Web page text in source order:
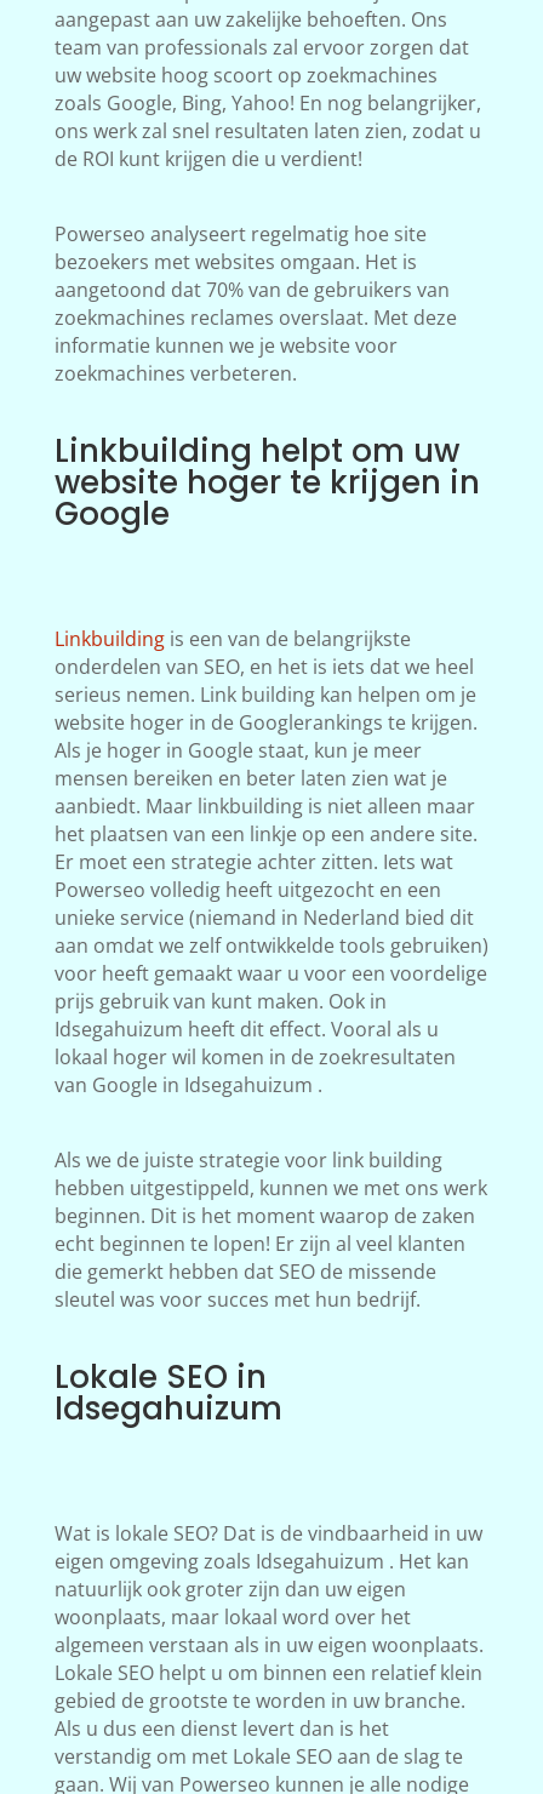
aangepast aan uw zakelijke behoeften. Ons
team van professionals zal ervoor zorgen dat
uw website hoog scoort op zoekmachines
zoals Google, Bing, Yahoo! En nog belangrijker,
ons werk zal snel resultaten laten zien, zodat u
de ROI kunt krijgen die u verdient!
Powerseo analyseert regelmatig hoe site
bezoekers met websites omgaan. Het is
aangetoond dat 70% van de gebruikers van
zoekmachines reclames overslaat. Met deze
informatie kunnen we je website voor
zoekmachines verbeteren.
Linkbuilding helpt om uw
website hoger te krijgen in
Google
Linkbuildingis een van de belangrijkste
onderdelen van SEO, en het is iets dat we heel
serieus nemen. Link building kan helpen om je
website hoger in de Googlerankings te krijgen.
Als je hoger in Google staat, kun je meer
mensen bereiken en beter laten zien wat je
aanbiedt. Maar linkbuilding is niet alleen maar
het plaatsen van een linkje op een andere site.
Er moet een strategie achter zitten. Iets wat
Powerseo volledig heeft uitgezocht en een
unieke service (niemand in Nederland bied dit
aan omdat we zelf ontwikkelde tools gebruiken)
voor heeft gemaakt waar u voor een voordelige
prijs gebruik van kunt maken. Ook in
Idsegahuizum heeft dit effect. Vooral als u
lokaal hoger wil komen in de zoekresultaten
van Google in Idsegahuizum .
Als we de juiste strategie voor link building
hebben uitgestippeld, kunnen we met ons werk
beginnen. Dit is het moment waarop de zaken
echt beginnen te lopen! Er zijn al veel klanten
die gemerkt hebben dat SEO de missende
sleutel was voor succes met hun bedrijf.
Lokale SEO in
Idsegahuizum
Wat is lokale SEO? Dat is de vindbaarheid in uw
eigen omgeving zoals Idsegahuizum . Het kan
natuurlijk ook groter zijn dan uw eigen
woonplaats, maar lokaal word over het
algemeen verstaan als in uw eigen woonplaats.
Lokale SEO helpt u om binnen een relatief klein
gebied de grootste te worden in uw branche.
Als u dus een dienst levert dan is het
verstandig om met Lokale SEO aan de slag te
gaan. Wij van Powerseo kunnen je alle nodige